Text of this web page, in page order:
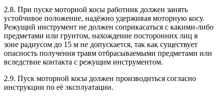
2.8. При пуске моторной косы работник должен занять
устойчивое положение, надёжно удерживая моторную косу.
Режущий инструмент не должен соприкасаться с какими-либо
предметами или грунтом, нахождение посторонних лиц в
зоне радиусом до 15 м не допускается, так как существует
опасность получения травм отбрасываемыми предметами или
вследствие контакта с режущим инструментом.
2.9. Пуск моторной косы должен производиться согласно
инструкции по её эксплуатации.